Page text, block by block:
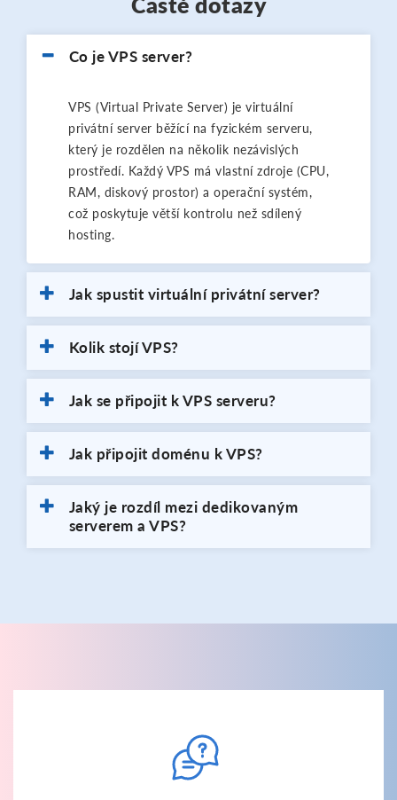
Co je VPS server?
VPS (Virtual Private Server) je virtuální
privátní server běžící na fyzickém serveru,
který je rozdělen na několik nezávislých
prostředí. Každý VPS má vlastní zdroje (CPU,
RAM, diskový prostor) a operační systém,
což poskytuje větší kontrolu než sdílený
hosting.
Jak spustit virtuální privátní server?
Kolik stojí VPS?
Jak se připojit k VPS serveru?
Jak připojit doménu k VPS?
Jaký je rozdíl mezi dedikovaným
serverem a VPS?